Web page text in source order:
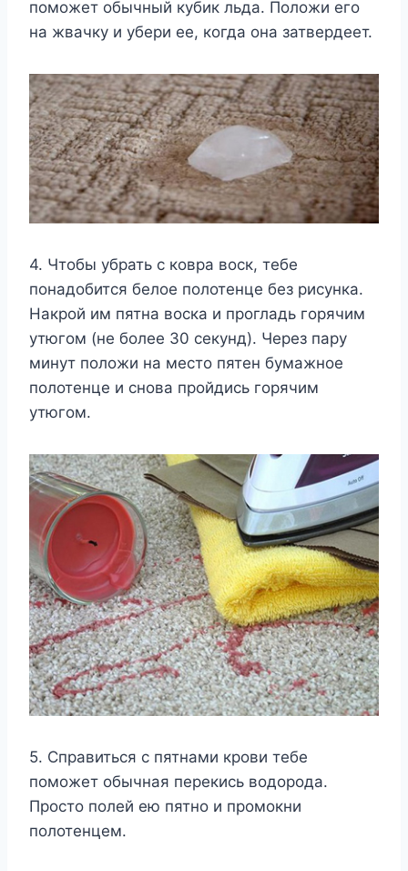
поможет обычный кубик льда. Положи его
на жвачку и убери ее, когда она затвердеет.
4. Чтобы убрать с ковра воск, тебе
понадобится белое полотенце без рисунка.
Накрой им пятна воска и прогладь горячим
утюгом (не более 30 секунд). Через пару
минут положи на место пятен бумажное
полотенце и снова пройдись горячим
утюгом.
5. Справиться с пятнами крови тебе
поможет обычная перекись водорода.
Просто полей ею пятно и промокни
полотенцем.